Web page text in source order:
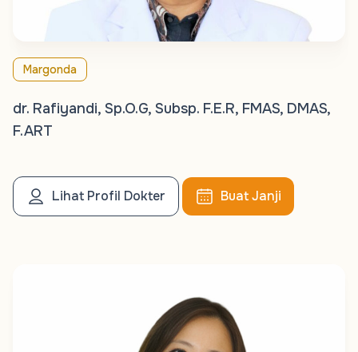
Margonda
dr. Rafiyandi, Sp.O.G, Subsp. F.E.R, FMAS, DMAS,
F.ART
Lihat Profil Dokter Buat Janji